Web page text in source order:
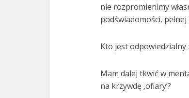
nie rozpromienimy
podświadomości,
Kto jest
Mam dalej tkwić w
na krzywdę ‚ofiary’?